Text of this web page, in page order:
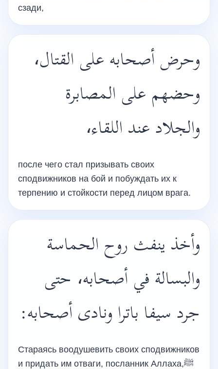
сзади,
وحرض أصحابه على القتال،
وحضهم على المصابرة
والجلاد عند اللقاء،
после чего стал призывать своих
сподвижников на бой и побуждать их к
терпению и стойкости перед лицом врага.
وأخذ ينفث روح الحماسة
والبسالة في أصحابه، حتى
جرد سيفا باترا ونادى أصحابه:
Стараясь воодушевить своих сподвижников
и придать им отваги, посланник Аллаха,ﷺ